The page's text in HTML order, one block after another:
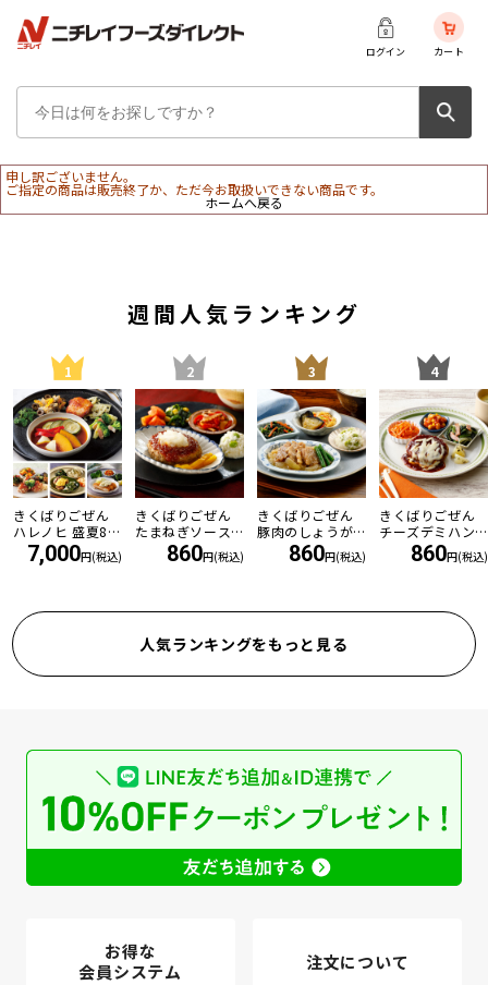
ログイン カート
申し訳ございません。
ご指定の商品は販売終了か、ただ今お取扱いできない商品です。
ホームへ戻る
週間人気ランキング
1
きくばりごぜん
ハレノヒ 盛夏8食
セット ・2026年
7月7,000円(税込)
2
きくばりごぜん
たまねぎソース
の和風ハンバー
860円(税込)
3
きくばりごぜん
豚肉のしょうが
860円(税込)
4
きくばりごぜん
チーズデミハン
バーグ860円(税込)
人気ランキングをもっと見る
お得な
会員システム
注文について